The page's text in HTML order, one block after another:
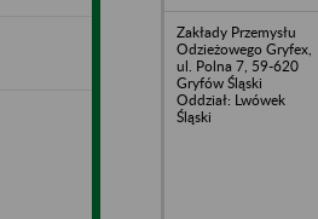
Zakłady Przemysłu
Odzieżowego Gryfex,
ul. Polna 7, 59-620
Gryfów Śląski
Oddział: Lwówek
Śląski